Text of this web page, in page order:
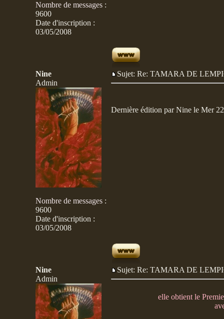
Nombre de messages :
9600
Date d'inscription :
03/05/2008
Nine
Admin
Nombre de messages :
9600
Date d'inscription :
03/05/2008
Sujet: Re: TAMARA DE
Dernière édition par Nine le Mer
Nine
Admin
Sujet: Re: TAMARA DE
elle obtient le